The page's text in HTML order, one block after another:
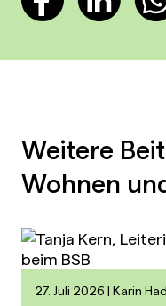
Weitere
Wohnen
27. Juli 2026 Karin